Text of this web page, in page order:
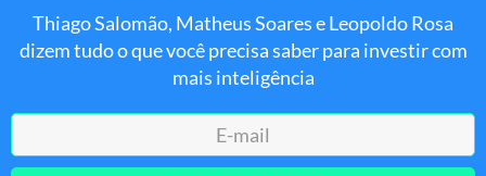
Thiago Salomão, Matheus Soares e Leopoldo Rosa
dizem tudo o que você precisa saber para investir com
mais inteligência